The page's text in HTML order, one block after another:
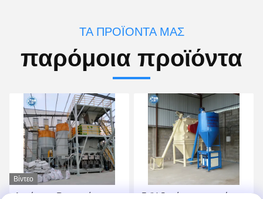
ΤΑ ΠΡΟΪΌΝΤΑ ΜΑΣ
παρόμοια προϊόντα
Βίντεο
Αυτόματο Putty τοίχων
-5t/H ξηρές εγκαταστάσεις